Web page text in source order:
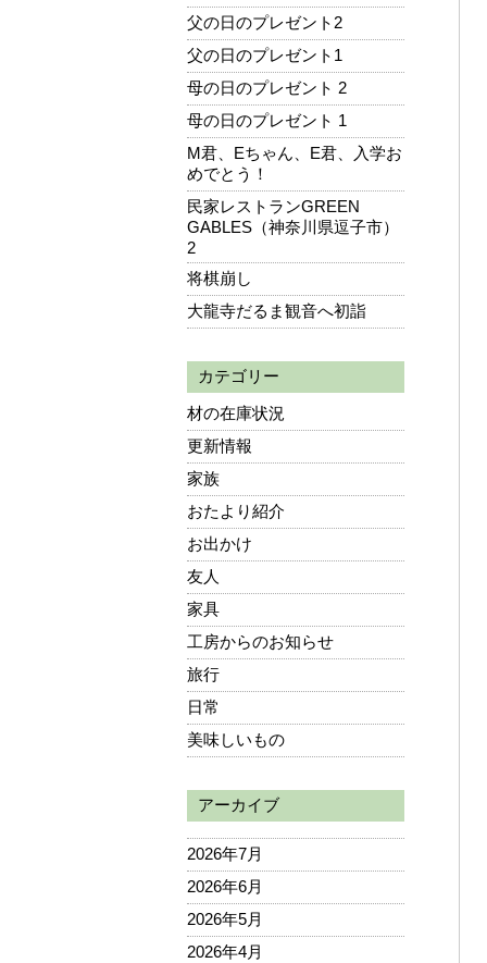
父の日のプレゼント2
父の日のプレゼント1
母の日のプレゼント 2
母の日のプレゼント 1
M君、Eちゃん、E君、入学お
めでとう！
民家レストランGREEN
GABLES（神奈川県逗子市）
2
将棋崩し
大龍寺だるま観音へ初詣
カテゴリー
材の在庫状況
更新情報
家族
おたより紹介
お出かけ
友人
家具
工房からのお知らせ
旅行
日常
美味しいもの
アーカイブ
2026年7月
2026年6月
2026年5月
2026年4月